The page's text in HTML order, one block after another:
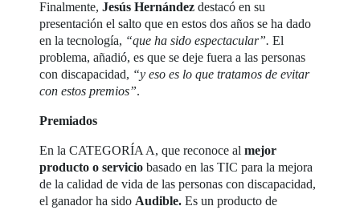
Finalmente, Jesús Hernándezdestacó en su
presentación el salto que en estos dos años se ha dado
en la tecnología, “que ha sido espectacular”. El
problema, añadió, es que se deje fuera a las personas
con discapacidad, “y eso es lo que tratamos de evitar
con estos premios”.
Premiados
En la CATEGORÍA A, que reconoce almejor
producto o servicio basado en las TIC para la mejora
de la calidad de vida de las personas con discapacidad,
el ganador ha sido Audible.Es un producto de